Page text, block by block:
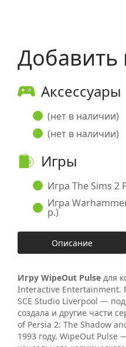
Добавить
Аксессуары
(нет в наличии)
(нет в наличии)
Игры
Игра The Sims 2
Игра
р.)
Описание
Игру WipeOut Pulse для
Interactive Entertainment.
SCE Studio Liverpool —
создала и другие части
of Persia 2: The Shadow
1993 году. WipeOut